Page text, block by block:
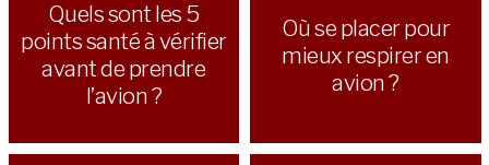
Quels sont les 5
points santé à vérifier
avant de prendre
l’avion ?
Où se placer pour
mieux respirer en
avion ?